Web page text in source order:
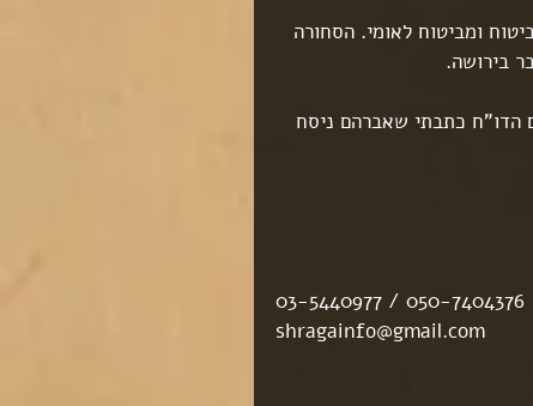
ומביטוח לאומי. הסחורה
בירושה.
הדו"ח כתבתי שאברהם ניסח
03-5440977 / 050-7404376
shragainfo@gmail.com